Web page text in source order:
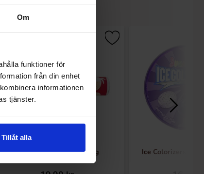
Om
funktioner för
från din enhet
informationen
tjänster.
Tillåt alla
Red Band StopHoest 40g Ice Colorizers